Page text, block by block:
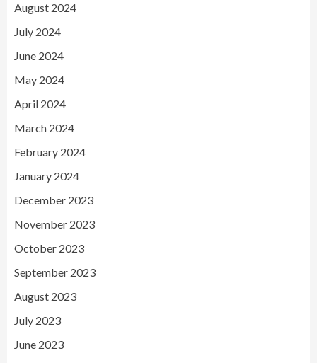
August 2024
July 2024
June 2024
May 2024
April 2024
March 2024
February 2024
January 2024
December 2023
November 2023
October 2023
September 2023
August 2023
July 2023
June 2023